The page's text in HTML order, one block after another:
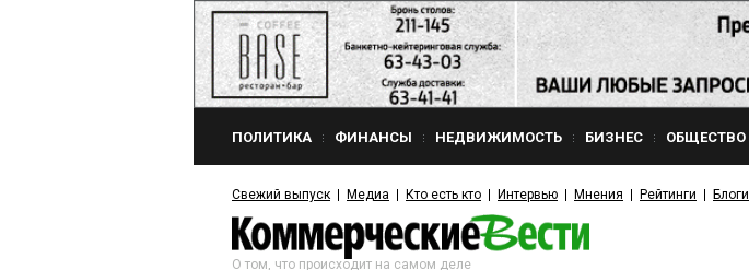
ПОЛИТИКА ФИНАНСЫ НЕДВИЖИМОСТЬ БИЗНЕС ОБЩЕСТВО
Свежий выпуск Медиа Кто есть кто Интервью Мнения Рейтинги Блоги
О том, что происходит на самом деле